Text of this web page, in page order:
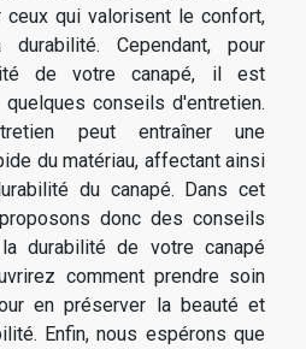
ceux qui valorisent le confort,
Cependant, pour
de votre canapé, il est
conseils d'entretien.
peut entraîner une
du matériau, affectant ainsi
du canapé. Dans cet
donc des conseils
durabilité de votre canapé
comment prendre soin
en préserver la beauté et
Enfin, nous espérons que